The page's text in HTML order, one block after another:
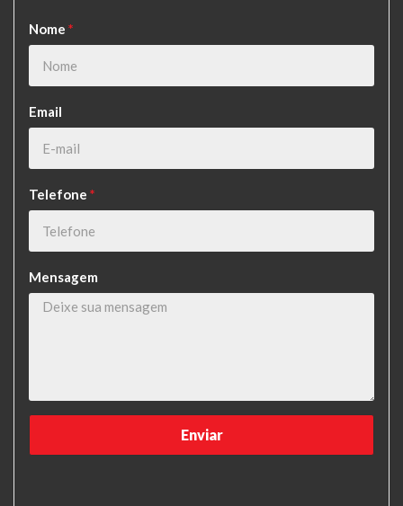
Nome *
Email
Telefone *
Mensagem